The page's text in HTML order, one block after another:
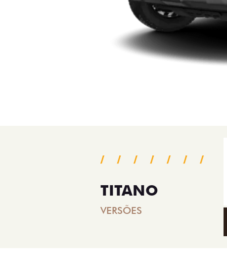
TITANO
VERSÕES